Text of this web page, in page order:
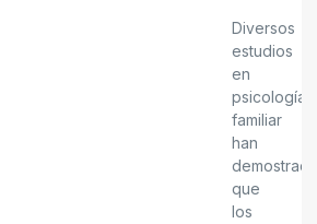
Diversos
estudios
en
psicología
familiar
han
demostrado
que
los